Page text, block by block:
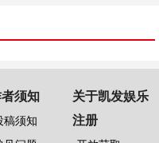
须知
稿须知
关于凯发娱乐
注册